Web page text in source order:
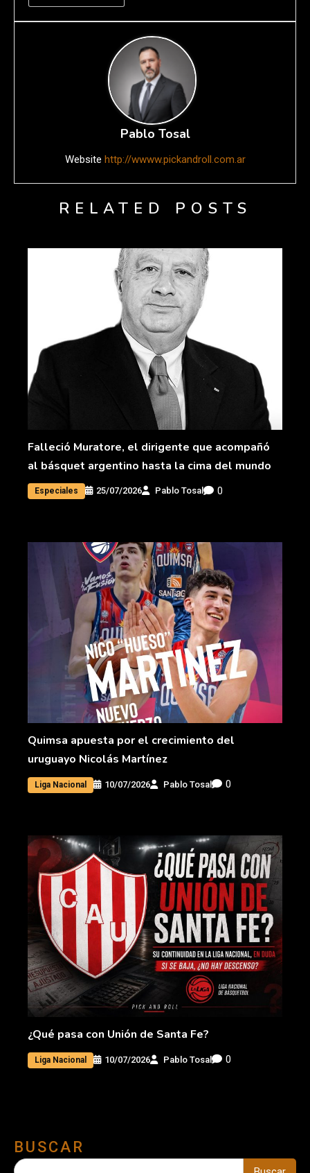
Pablo Tosal
Website http://wwww.pickandroll.com.ar
RELATED POSTS
Falleció Muratore, el dirigente que acompañó
al básquet argentino hasta la cima del mundo
Especiales 25/07/2026 Pablo Tosal 0
Quimsa apuesta por el crecimiento del
uruguayo Nicolás Martínez
Liga Nacional 10/07/2026 Pablo Tosal 0
¿Qué pasa con Unión de Santa Fe?
Liga Nacional 10/07/2026 Pablo Tosal 0
BUSCAR